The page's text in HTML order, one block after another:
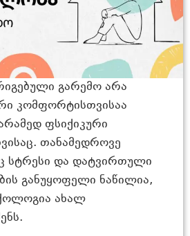
გარემო არა
კომფორტისთვისაა
ფსიქიკური
თანამედროვე
სტრესი და დატვირთული
განუყოფელი ნაწილია,
ახალ